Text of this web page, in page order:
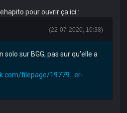
pour ouvrir ça ici :
(22-07-2020, 10:38)
solo sur BGG, pas sur qu'elle a
filepage/19779...er-